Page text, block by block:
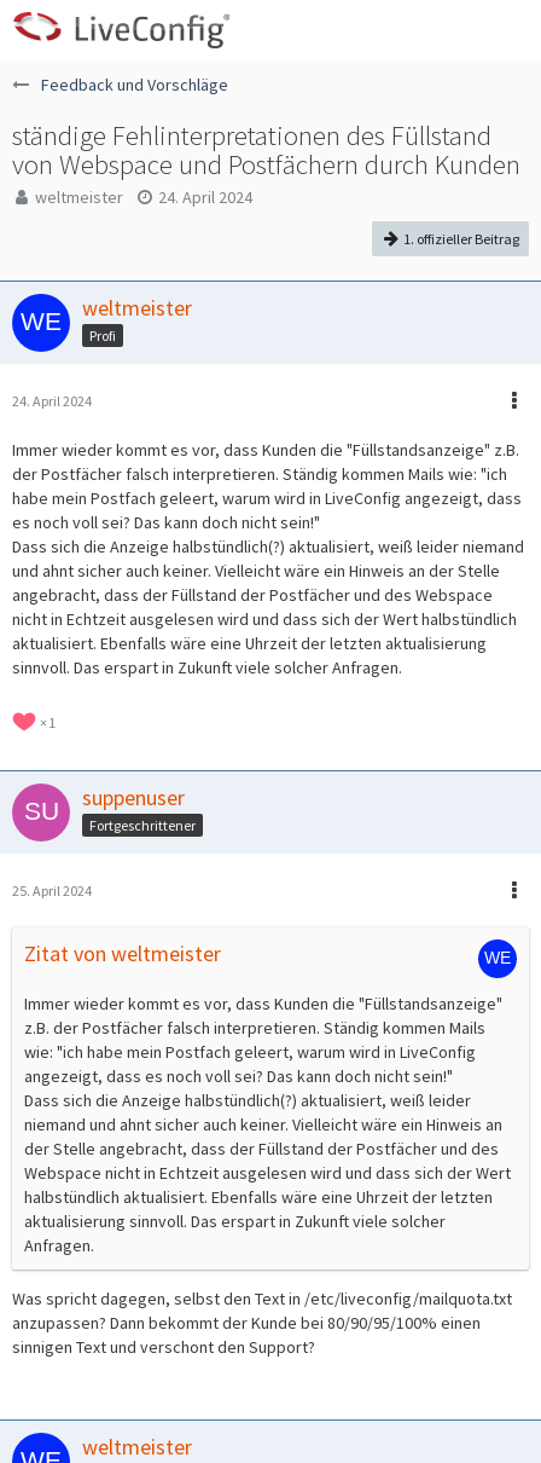
Feedback und Vorschläge
ständige Fehlinterpretationen des Füllstand
von Webspace und Postfächern durch Kunden
weltmeister 24. April 2024
1. offizieller Beitrag
weltmeister
Profi
24. April 2024
Immer wieder kommt es vor, dass Kunden die "Füllstandsanzeige" z.B.
der Postfächer falsch interpretieren. Ständig kommen Mails wie: "ich
habe mein Postfach geleert, warum wird in LiveConfig angezeigt, dass
es noch voll sei? Das kann doch nicht sein!"
Dass sich die Anzeige halbstündlich(?) aktualisiert, weiß leider niemand
und ahnt sicher auch keiner. Vielleicht wäre ein Hinweis an der Stelle
angebracht, dass der Füllstand der Postfächer und des Webspace
nicht in Echtzeit ausgelesen wird und dass sich der Wert halbstündlich
aktualisiert. Ebenfalls wäre eine Uhrzeit der letzten aktualisierung
sinnvoll. Das erspart in Zukunft viele solcher Anfragen.
1
suppenuser
Fortgeschrittener
25. April 2024
Zitat von weltmeister
Immer wieder kommt es vor, dass Kunden die "Füllstandsanzeige"
z.B. der Postfächer falsch interpretieren. Ständig kommen Mails
wie: "ich habe mein Postfach geleert, warum wird in LiveConfig
angezeigt, dass es noch voll sei? Das kann doch nicht sein!"
Dass sich die Anzeige halbstündlich(?) aktualisiert, weiß leider
niemand und ahnt sicher auch keiner. Vielleicht wäre ein Hinweis an
der Stelle angebracht, dass der Füllstand der Postfächer und des
Webspace nicht in Echtzeit ausgelesen wird und dass sich der Wert
halbstündlich aktualisiert. Ebenfalls wäre eine Uhrzeit der letzten
aktualisierung sinnvoll. Das erspart in Zukunft viele solcher
Anfragen.
Was spricht dagegen, selbst den Text in /etc/liveconfig/mailquota.txt
anzupassen? Dann bekommt der Kunde bei 80/90/95/100% einen
sinnigen Text und verschont den Support?
weltmeister